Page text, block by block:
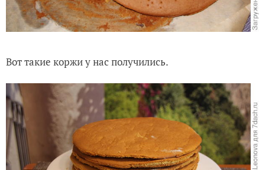
Вот такие коржи у нас получились.